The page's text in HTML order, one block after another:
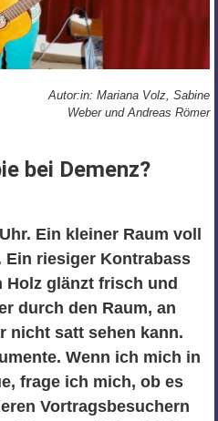
Autor:in: Mariana Volz, Sabine
Weber und Andreas Römer
bei Demenz?
Ein kleiner Raum voll
riesiger Kontrabass
Holz glänzt frisch und
durch den Raum, an
nicht satt sehen kann.
Wenn ich mich in
frage ich mich, ob es
Vortragsbesuchern